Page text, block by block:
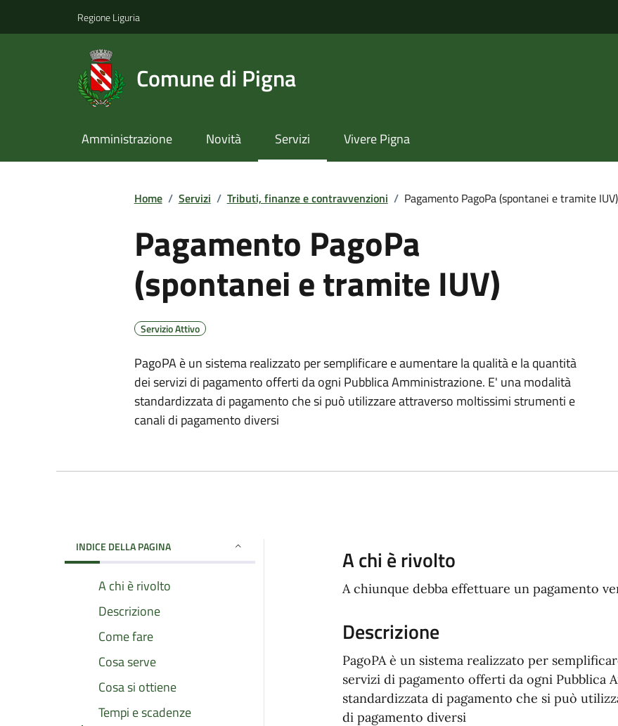
Regione Liguria
Comune di Pigna
Amministrazione Novità Servizi Vivere Pigna
Home / Servizi / Tributi, finanze e contravvenzioni / Pagamento PagoPa (spontanei e tramite IUV)
Pagamento PagoPa
(spontanei e tramite IUV)
Servizio Attivo
PagoPA è un sistema realizzato per semplificare e aumentare la qualità e la quantità
dei servizi di pagamento offerti da ogni Pubblica Amministrazione. E' una modalità
standardizzata di pagamento che si può utilizzare attraverso moltissimi strumenti e
canali di pagamento diversi
INDICE DELLA PAGINA
A chi è rivolto
Descrizione
Come fare
Cosa serve
Cosa si ottiene
Tempi e scadenze
A chi è rivolto
A chiunque debba effettuare un pagamento
Descrizione
PagoPA è un sistema realizzato per
servizi di pagamento offerti da ogni Pubblica
standardizzata di pagamento che si può
di pagamento diversi